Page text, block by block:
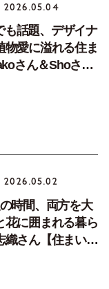
2026.05.04
も話題、デザイナ
物愛に溢れる住ま
さん＆Shoさん
2026.05.02
時間、両方を大
花に囲まれる暮ら
織さん【住まいと